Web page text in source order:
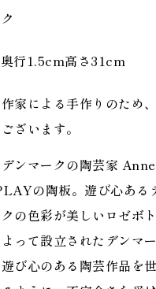
行1.5cm高さ31cm
作家による手作りのため
ございます。
デンマークの陶芸家
の陶板。遊び心ある
の色彩が美しいロゼ
って設立されたデンマ
び心のある陶芸作品を